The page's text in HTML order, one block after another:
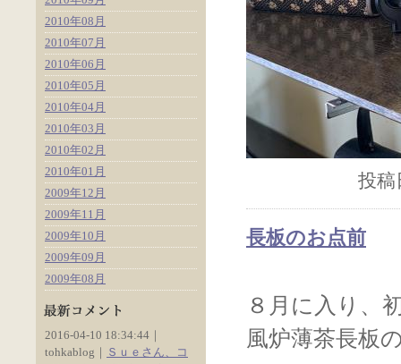
投稿
長板のお点前
８月に入り、
風炉薄茶長板
2010年08月
2010年07月
2010年06月
2010年05月
2010年04月
2010年03月
2010年02月
2010年01月
2009年12月
2009年11月
2009年10月
2009年09月
2009年08月
2016-04-10 18:34:44｜
tohkablog｜
Ｓｕｅさん、コ